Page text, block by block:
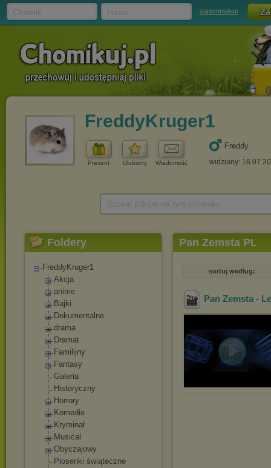
zapomniałem
FreddyKruger1
Prezent Ulubiony Wiadomość
Freddy
widziany:
Foldery
FreddyKruger1
Akcja
anime
Bajki
Dokumentalne
drama
Dramat
Familijny
Fantasy
Galeria
Historyczny
Horrory
Komedie
Kryminał
Musical
Obyczajowy
Piosenki świąteczne
Pan Zemsta PL
sortuj według:
Pan Zemsta -